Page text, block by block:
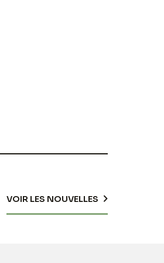
VOIR LES NOUVELLES